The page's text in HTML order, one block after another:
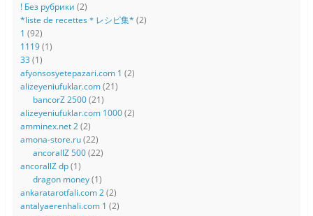
! Без рубрики (2)
*liste de recettes＊レシピ集* (2)
1 (92)
1119(1)
33 (1)
afyonsosyetepazari.com 1 (2)
alizeyeniufuklar.com(21)
bancorZ 2500(21)
alizeyeniufuklar.com 1000(2)
amminex.net 2(2)
amona-store.ru(22)
ancorallZ 500(22)
ancorallZ dp(1)
dragon money(1)
ankaratarotfali.com 2(2)
antalyaerenhali.com 1 (2)